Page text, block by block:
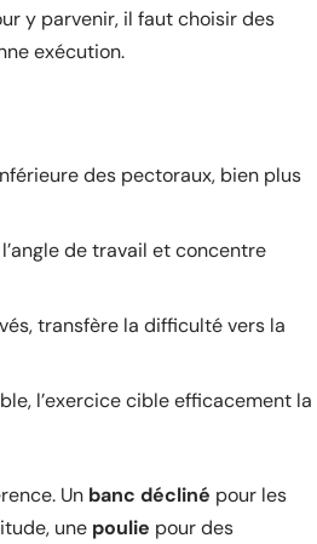
y parvenir, il faut choisir des
exécution.
des pectoraux, bien plus
de travail et concentre
transfère la difficulté vers la
l’exercice cible efficacement la
Un banc décliné pour les
une poulie pour des